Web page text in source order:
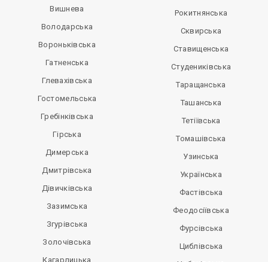
Вишнева
Володарська
Вороньківська
Гатненська
Глевахівська
Гостомельська
Гребінківська
Гірська
Димерська
Дмитрівська
Дівичківська
Зазимська
Згурівська
Золочівська
Кагарлицька
Рокитнянська
Сквирська
Ставищенська
Студениківська
Таращанська
Ташанська
Тетіївська
Томашівська
Узинська
Українська
Фастівська
Феодосіївська
Фурсівська
Циблівська